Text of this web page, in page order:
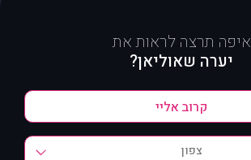
איפה תרצה לראות את
יערה שאוליאן?
צפון